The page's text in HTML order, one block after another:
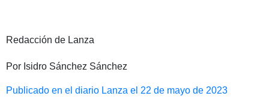
Redacción de Lanza
Por Isidro Sánchez Sánchez
Publicado en el diario Lanza el 22 de mayo de 2023